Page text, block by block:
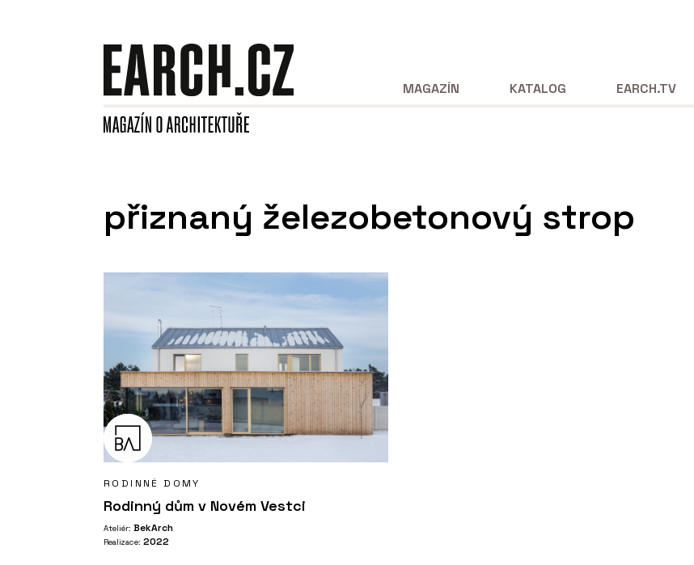
MAGAZÍN KATALOG EARCH.TV
přiznaný železobetonový strop
RODINNÉ DOMY
Rodinný dům v Novém Vestci
Ateliér: BekArch
Realizace: 2022